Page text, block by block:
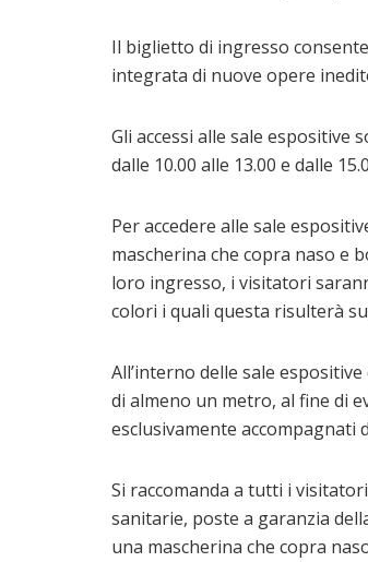
Il biglietto di ingresso
integrata di nuove opere
Gli accessi alle sale
dalle 10.00 alle 13.00 e dalle
Per accedere alle sale
mascherina che copra naso e
loro ingresso, i visitatori
colori i quali questa risulterà
All’interno delle sale
di almeno un metro, al fine di
esclusivamente accompagnati
Si raccomanda a tutti i
sanitarie, poste a garanzia
una mascherina che copra